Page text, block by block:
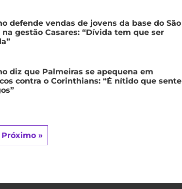
defende vendas de jovens da base do São
na gestão Casares: “Dívida tem que ser
diz que Palmeiras se apequena em
contra o Corinthians: “É nítido que sente
Próximo »